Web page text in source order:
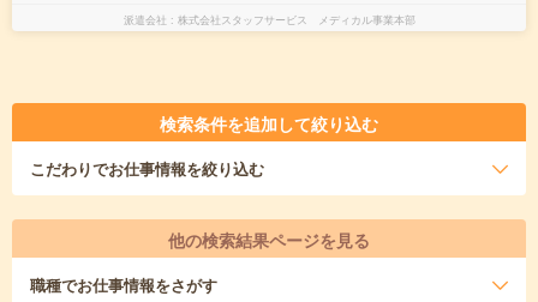
派遣会社 株式会社スタッフサービス メディカル事業本部
検索条件を追加して絞り込む
こだわりでお仕事情報を絞り込む
他の検索結果ページを見る
職種でお仕事情報をさがす